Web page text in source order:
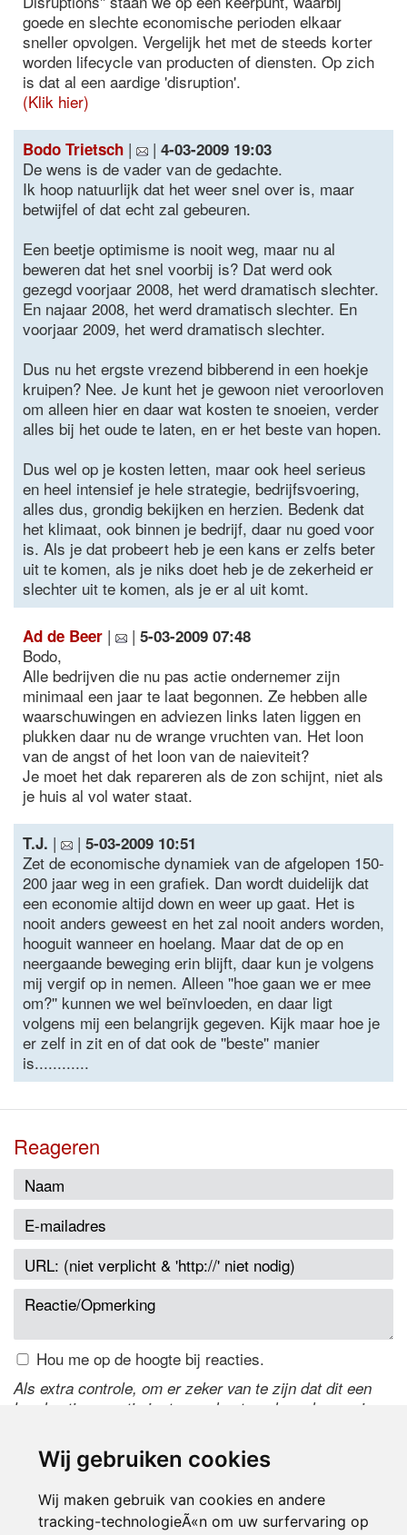
Wij gebruiken cookies
Wij maken gebruik van cookies en andere
tracking-technologieÃ«n om uw surfervaring op
goede en slechte economische perioden elkaar
sneller opvolgen. Vergelijk het met de steeds korter
worden lifecycle van producten of diensten. Op zich
is dat al een aardige 'disruption'.
(Klik hier)
Bodo Trietsch | | 4-03-2009 19:03
De wens is de vader van de gedachte.
Ik hoop natuurlijk dat het weer snel over is, maar
betwijfel of dat echt zal gebeuren.
Een beetje optimisme is nooit weg, maar nu al
beweren dat het snel voorbij is? Dat werd ook
gezegd voorjaar 2008, het werd dramatisch slechter.
En najaar 2008, het werd dramatisch slechter. En
voorjaar 2009, het werd dramatisch slechter.
Dus nu het ergste vrezend bibberend in een hoekje
kruipen? Nee. Je kunt het je gewoon niet veroorloven
om alleen hier en daar wat kosten te snoeien, verder
alles bij het oude te laten, en er het beste van hopen.
Dus wel op je kosten letten, maar ook heel serieus
en heel intensief je hele strategie, bedrijfsvoering,
alles dus, grondig bekijken en herzien. Bedenk dat
het klimaat, ook binnen je bedrijf, daar nu goed voor
is. Als je dat probeert heb je een kans er zelfs beter
uit te komen, als je niks doet heb je de zekerheid er
slechter uit te komen, als je er al uit komt.
Ad de Beer | | 5-03-2009 07:48
Bodo,
Alle bedrijven die nu pas actie ondernemer zijn
minimaal een jaar te laat begonnen. Ze hebben alle
waarschuwingen en adviezen links laten liggen en
plukken daar nu de wrange vruchten van. Het loon
van de angst of het loon van de naieviteit?
Je moet het dak repareren als de zon schijnt, niet als
je huis al vol water staat.
T.J. | | 5-03-2009 10:51
Zet de economische dynamiek van de afgelopen 150-
200 jaar weg in een grafiek. Dan wordt duidelijk dat
een economie altijd down en weer up gaat. Het is
nooit anders geweest en het zal nooit anders worden,
hooguit wanneer en hoelang. Maar dat de op en
neergaande beweging erin blijft, daar kun je volgens
mij vergif op in nemen. Alleen ''hoe gaan we er mee
om?'' kunnen we wel beïnvloeden, en daar ligt
volgens mij een belangrijk gegeven. Kijk maar hoe je
er zelf in zit en of dat ook de ''beste'' manier
is............
Reageren
Hou me op de hoogte bij reacties.
Als extra controle, om er zeker van te zijn dat dit een
handmatige reactie is, typ onderstaande code over in
de code te wijzigen.